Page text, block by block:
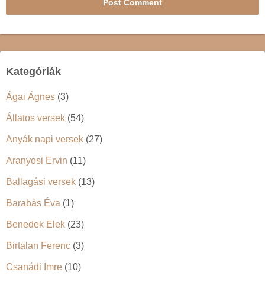
Kategóriák
Ágai Ágnes (3)
Állatos versek (54)
Anyák napi versek (27)
Aranyosi Ervin (11)
Ballagási versek (13)
Barabás Éva (1)
Benedek Elek (23)
Birtalan Ferenc (3)
Csanádi Imre (10)